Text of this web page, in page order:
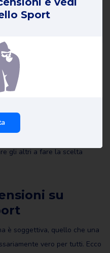
Dello
Sport su Review Gorilla sono
esperienze del recensore.
gli altri a fare la scelta
su
è soggettiva, quello che una
vero per tutti. Ecco
Sport